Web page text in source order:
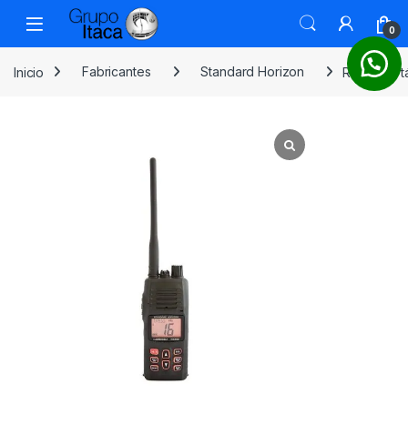
0
Inicio Fabricantes Standard Horizon Radio